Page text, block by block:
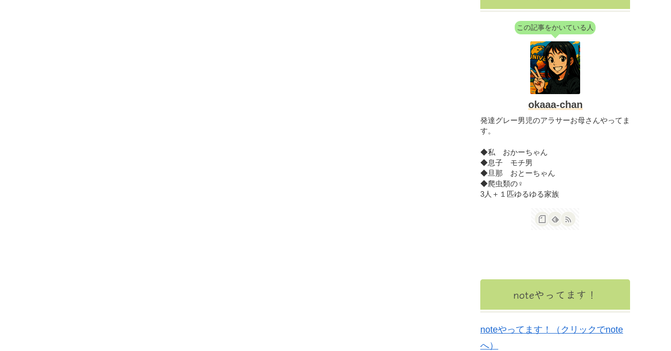
この記事をかいている人
okaaa-chan
発達グレー男児のアラサーお母さんやってま
す。
◆私 おかーちゃん
◆息子 モチ男
◆旦那 おとーちゃん
◆爬虫類の♀
3人＋１匹ゆるゆる家族
noteやってます！
noteやってます！（クリックでnote
へ）